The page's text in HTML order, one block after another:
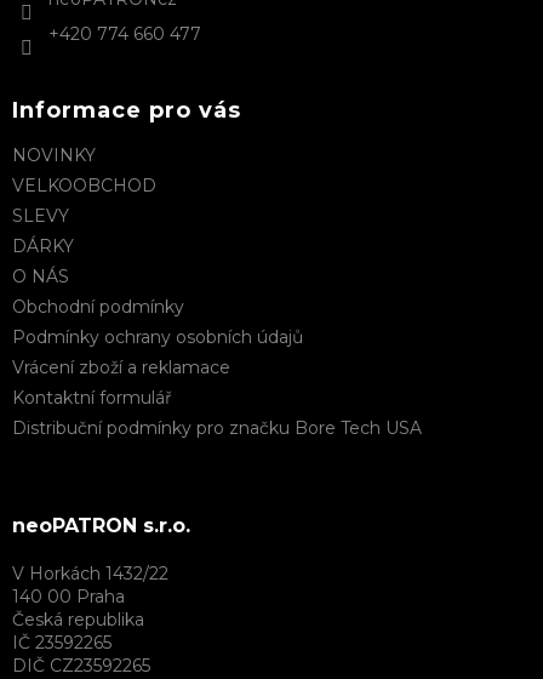
+420 774 660 477
Informace pro vás
NOVINKY
VELKOOBCHOD
SLEVY
DÁRKY
O NÁS
Obchodní podmínky
Podmínky ochrany osobních údajů
Vrácení zboží a reklamace
Kontaktní formulář
Distribuční podmínky pro značku Bore Tech USA
neoPATRON s.r.o.
V Horkách 1432/22
140 00 Praha
Česká republika
IČ 23592265
DIČ CZ23592265